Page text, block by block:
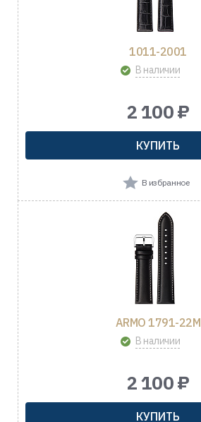
1011-2001
В наличии
2 100 ₽
КУПИТЬ
В избранное
ARMO 1791-22M
В наличии
2 100 ₽
КУПИТЬ